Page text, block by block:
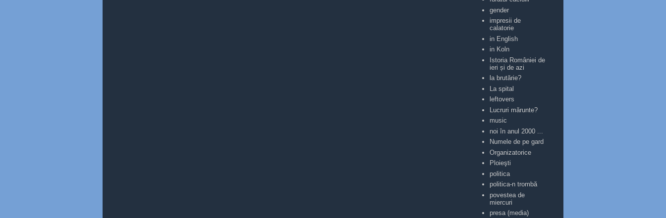
gender
impresii de
calatorie
in English
in Koln
Istoria României de
ieri și de azi
la brutărie?
La spital
leftovers
Lucruri mărunte?
music
noi în anul 2000 ...
Numele de pe gard
Organizatorice
Ploieşti
politica
politica-n trombă
povestea de
miercuri
presa (media)